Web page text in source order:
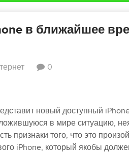
в ближайшее
0
новый доступный
в мире ситуацию,
признаки того, что это
iPhone, который якобы